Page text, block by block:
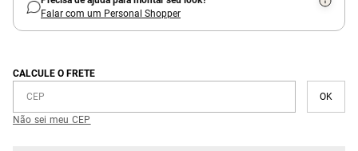
Falar com um Personal Shopper
CALCULE O FRETE
Não sei meu CEP